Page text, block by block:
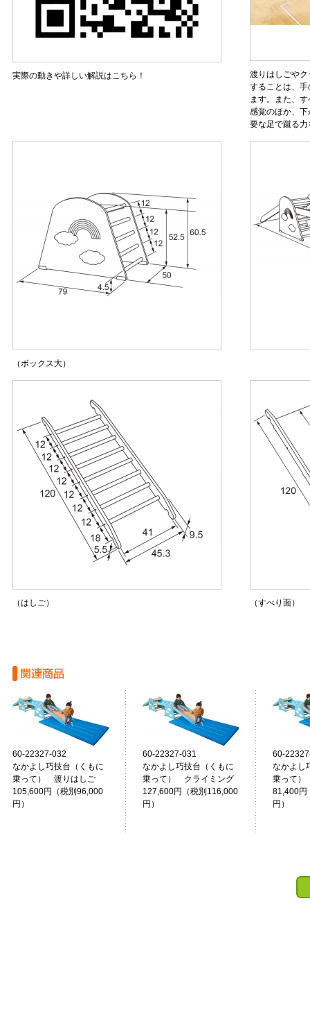
実際の動きや詳しい解説はこちら！
渡りはしごや
することは、
ます。また、
感覚のほか、
要な足で蹴る
（ボックス大）
（はしご） （すべり面）
60-22327-032
なかよし巧技台（くもに
乗って） 渡りはしご
105,600円（税別96,000
円）
60-22327-031
なかよし巧技台（くもに
乗って） クライミング
127,600円（税別116,000
円）
60-
なかよし
乗って
81,400円
円）